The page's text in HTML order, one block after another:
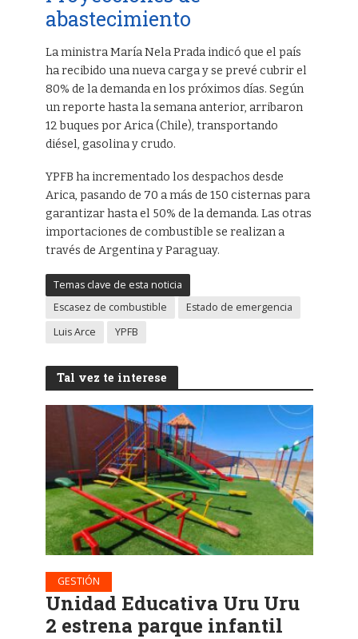
abastecimiento
La ministra María Nela Prada indicó que el país
ha recibido una nueva carga y se prevé cubrir el
80% de la demanda en los próximos días. Según
un reporte hasta la semana anterior, arribaron
12 buques por Arica (Chile), transportando
diésel, gasolina y crudo.
YPFB ha incrementado los despachos desde
Arica, pasando de 70 a más de 150 cisternas para
garantizar hasta el 50% de la demanda. Las otras
importaciones de combustible se realizan a
través de Argentina y Paraguay.
Temas clave de esta noticia
Escasez de combustible
Estado de emergencia
Luis Arce
YPFB
Tal vez te interese
GESTIÓN
Unidad Educativa Uru Uru
2 estrena parque infantil